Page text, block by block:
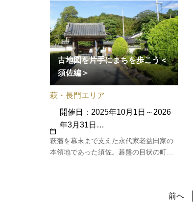
の御太刀」をメインに、幕末志士の精神
的支柱であった吉田松陰護送の大役担っ
たを武弘太兵衛や毛利敬親公ゆかりの…
古地図を片手にまちを歩こう＜
須佐編＞
萩藩を幕末まで支えた永代家老益田家の
本領地であった須佐。碁盤の目状の町割
ます。［集合場所］須佐歴史民俗資料館
萩・長門エリア
開催日：2025年10月1日～2026
年3月31日…
前へ